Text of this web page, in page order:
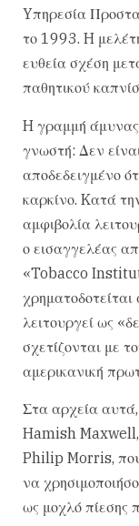
Yπηρεσία
το 1993. H
ευθεία σχέση
παθητικού
H γραμμή
γνωστή: Δεν
αποδεδειγμένο
καρκίνο. Kατά
αμφιβολία
ο εισαγγελέας
«Tobacco
χρηματοδοτείται
λειτουργεί ως
σχετίζονται με
αμερικανική
Στα αρχεία
Hamish Maxwell,
Philip Morris, που
να
ως μοχλό πίεσης